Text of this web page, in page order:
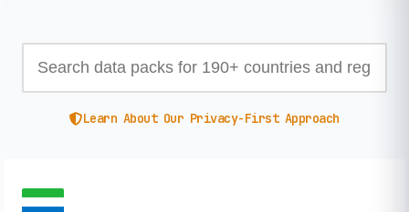
Learn About Our Privacy-First Approach